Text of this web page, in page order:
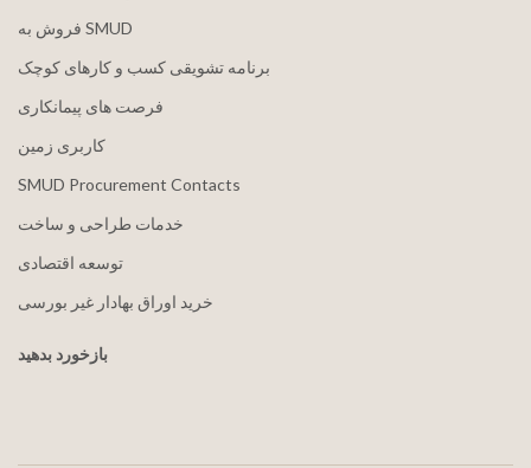
فروش به SMUD
برنامه تشویقی کسب و کارهای کوچک
فرصت های پیمانکاری
کاربری زمین
SMUD Procurement Contacts
خدمات طراحی و ساخت
توسعه اقتصادی
خرید اوراق بهادار غیر بورسی
بازخورد بدهید